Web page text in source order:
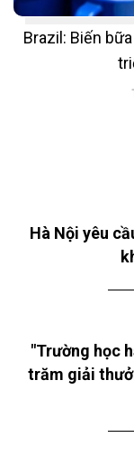
Brazil: Biến
Hà Nội yêu
"Trường học
trăm giải